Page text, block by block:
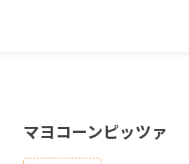
マヨコーンピッツァ